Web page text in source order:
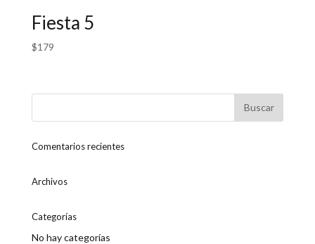
Fiesta 5
$179
Comentarios recientes
Archivos
Categorías
No hay categorías